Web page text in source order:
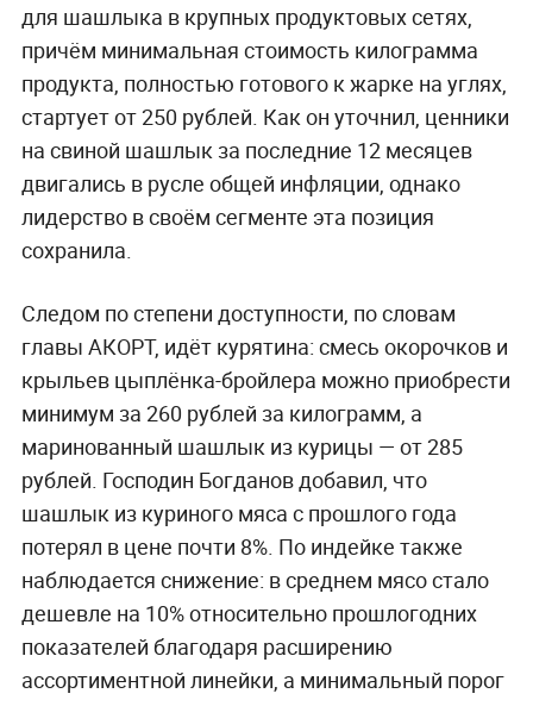
для шашлыка в крупных продуктовых сетях,
причём минимальная стоимость килограмма
продукта, полностью готового к жарке на углях,
стартует от 250 рублей. Как он уточнил, ценники
на свиной шашлык за последние 12 месяцев
двигались в русле общей инфляции, однако
лидерство в своём сегменте эта позиция
сохранила.
Следом по степени доступности, по словам
главы АКОРТ, идёт курятина: смесь окорочков и
крыльев цыплёнка-бройлера можно приобрести
минимум за 260 рублей за килограмм, а
маринованный шашлык из курицы — от 285
рублей. Господин Богданов добавил, что
шашлык из куриного мяса с прошлого года
потерял в цене почти 8%. По индейке также
наблюдается снижение: в среднем мясо стало
дешевле на 10% относительно прошлогодних
показателей благодаря расширению
ассортиментной линейки, а минимальный порог